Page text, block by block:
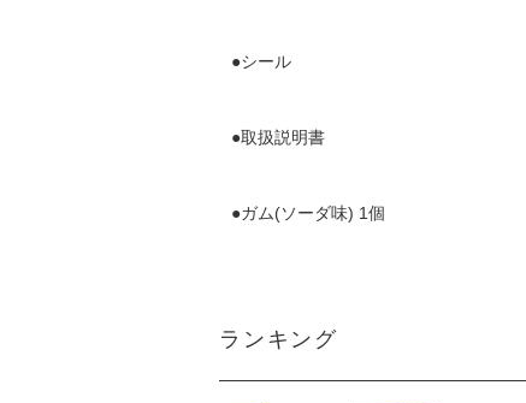
●シール
●取扱説明書
●ガム(ソーダ味) 1個
ランキング